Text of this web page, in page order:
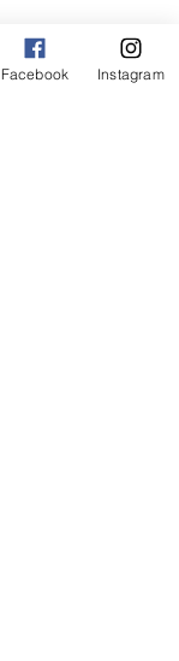
Facebook Instagram